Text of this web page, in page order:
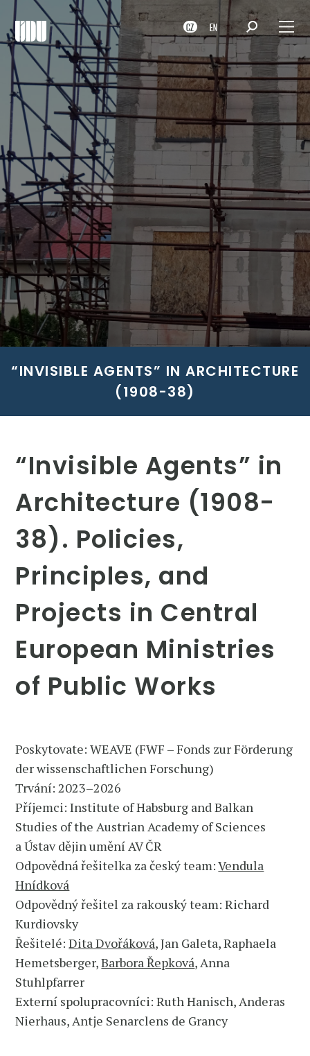
CZ EN
“INVISIBLE AGENTS” IN ARCHITECTURE
(1908-38)
“Invisible Agents” in
Architecture (1908-
38). Policies,
Principles, and
Projects in Central
European Ministries
of Public Works
Poskytovate: WEAVE (FWF – Fonds zur Förderung
der wissenschaftlichen Forschung)
Trvání: 2023–2026
Příjemci: Institute of Habsburg and Balkan
Studies of the Austrian Academy of Sciences
a Ústav dějin umění AV ČR
Odpovědná řešitelka za český team:Vendula
Hnídková
Odpovědný řešitel za rakouský team: Richard
Kurdiovsky
Řešitelé:Dita Dvořáková, Jan Galeta, Raphaela
Hemetsberger,Barbora Řepková, Anna
Stuhlpfarrer
Externí spolupracovníci: Ruth Hanisch, Anderas
Nierhaus, Antje Senarclens de Grancy